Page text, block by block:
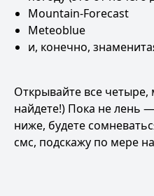
Mountain-Forecast
Meteoblue
и, конечно,
Открывайте все
найдете!) Пока не лень
ниже, будете
смс, подскажу по мере